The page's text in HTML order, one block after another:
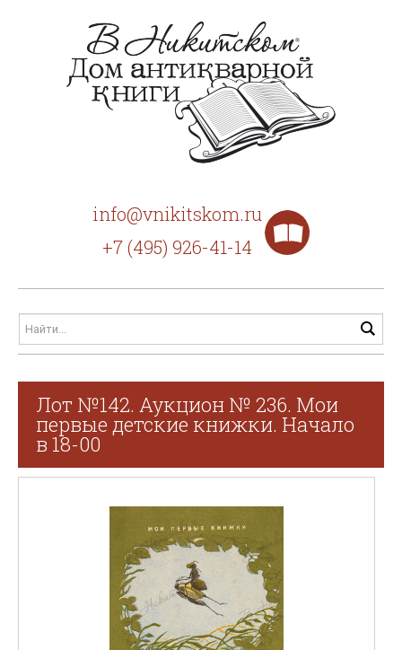
info@vnikitskom.ru
+7 (495) 926-41-14
Лот №142. Аукцион № 236. Мои
первые детские книжки. Начало
в 18-00